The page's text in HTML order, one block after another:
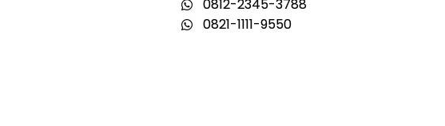
0812-2345-3788
0821-1111-9550